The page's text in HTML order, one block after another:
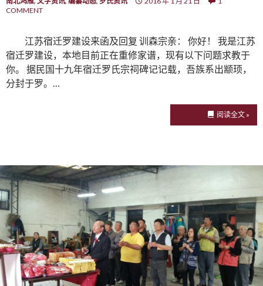
COMMENT
江苏宿迁罗建设来函及回复 训森宗亲： 你好！ 我是江苏
宿迁罗建设，本地目前正在重修家谱，现有以下问题求教于
你。 据民国十九年宿迁罗氏宗祠碑记记载，吾族系出颛顼，
分封于罗。…
阅读全文 »